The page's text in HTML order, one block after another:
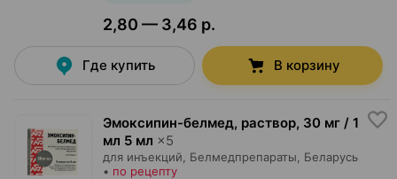
2,80 — 3,46 р.
Где купить В корзину
Эмоксипин-белмед, раствор, 30 мг / 1
мл 5 мл ×5
для инъекций, Белмедпрепараты , Беларусь
• по рецепту